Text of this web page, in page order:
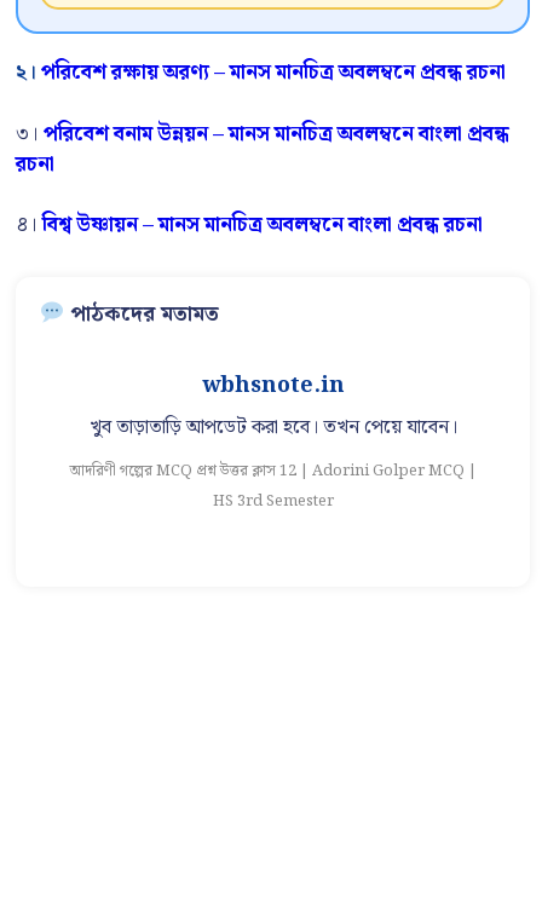
২।পরিবেশ রক্ষায় অরণ্য – মানস মানচিত্র অবলম্বনে প্রবন্ধ রচনা
৩। পরিবেশ বনাম উন্নয়ন – মানস মানচিত্র অবলম্বনে বাংলা প্রবন্ধ
রচনা
৪।বিশ্ব উষ্ণায়ন – মানস মানচিত্র অবলম্বনে বাংলা প্রবন্ধ রচনা
পাঠকদের মতামত
wbhsnote.in
খুব তাড়াতাড়ি আপডেট করা হবে। তখন পেয়ে যাবেন।
আদরিণী গল্পের MCQ প্রশ্ন উত্তর ক্লাস 12 | Adorini Golper MCQ |
HS 3rd Semester